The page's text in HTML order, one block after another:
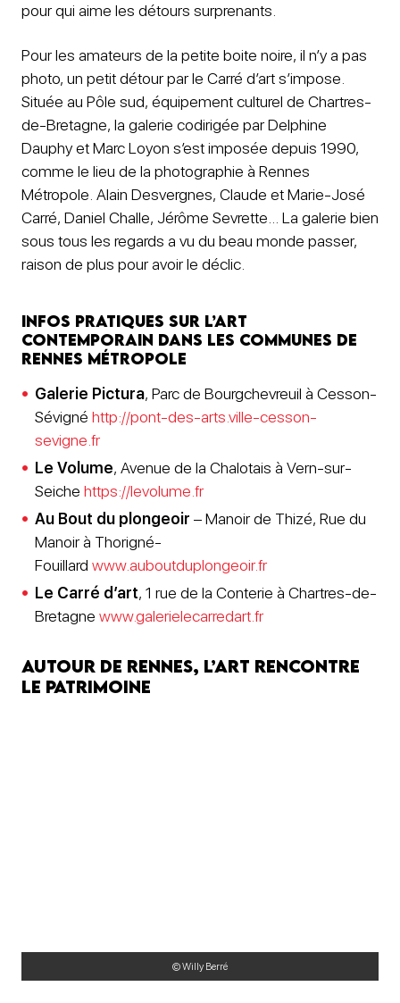
pour qui aime les détours surprenants.
Pour les amateurs de la petite boite noire, il n’y a pas
photo, un petit détour par le Carré d’art s’impose.
Située au Pôle sud, équipement culturel de Chartres-
de-Bretagne, la galerie codirigée par Delphine
Dauphy et Marc Loyon s’est imposée depuis 1990,
comme le lieu de la photographie à Rennes
Métropole. Alain Desvergnes, Claude et Marie-José
Carré, Daniel Challe, Jérôme Sevrette… La galerie bien
sous tous les regards a vu du beau monde passer,
raison de plus pour avoir le déclic.
Infos pratiques sur l’art
contemporain dans les communes de
Rennes Métropole
Galerie Pictura, Parc de Bourgchevreuil à Cesson-
Sévigné http://pont-des-arts.ville-cesson-
sevigne.fr
Le Volume, Avenue de la Chalotais à Vern-sur-
Seiche https://levolume.fr
Au Bout du plongeoir – Manoir de Thizé, Rue du
Manoir à Thorigné-
Fouillard www.auboutduplongeoir.fr
Le Carré d’art, 1 rue de la Conterie à Chartres-de-
Bretagne www.galerielecarredart.fr
Autour de Rennes, l’art rencontre
le patrimoine
© Willy Berré